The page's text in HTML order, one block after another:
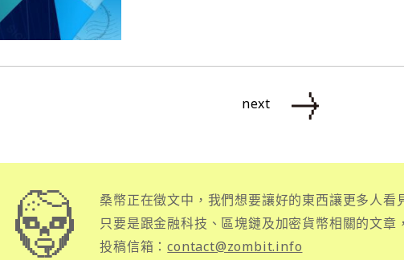
next
桑幣正在徵文中，我們想要讓好的東西讓更多人看
只要是跟金融科技、區塊鏈及加密貨幣相關的文章
投稿信箱：contact@zombit.info